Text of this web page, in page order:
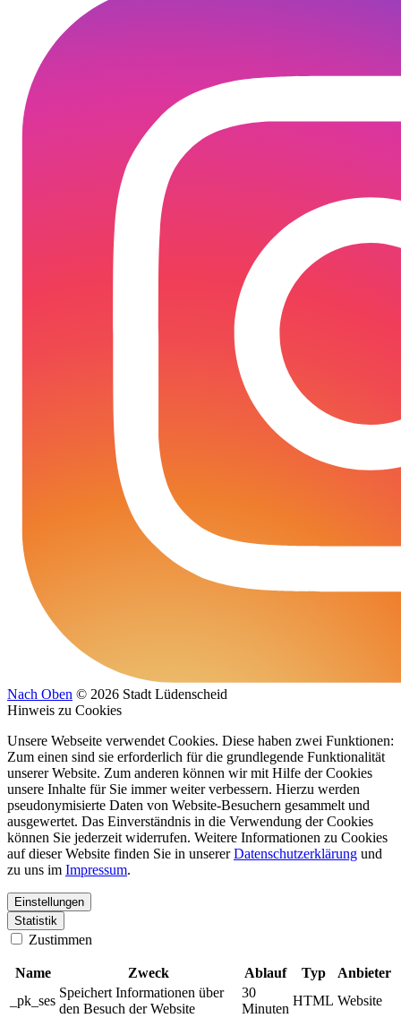
Nach Oben © 2026 Stadt Lüdenscheid
Hinweis zu Cookies
Unsere Webseite verwendet Cookies. Diese haben zwei Funktionen:
Zum einen sind sie erforderlich für die grundlegende Funktionalität
unserer Website. Zum anderen können wir mit Hilfe der Cookies
unsere Inhalte für Sie immer weiter verbessern. Hierzu werden
pseudonymisierte Daten von Website-Besuchern gesammelt und
ausgewertet. Das Einverständnis in die Verwendung der Cookies
können Sie jederzeit widerrufen. Weitere Informationen zu Cookies
auf dieser Website finden Sie in unsererDatenschutzerklärung und
zu uns im Impressum.
Einstellungen
Statistik
Zustimmen
Name Zweck Ablauf Typ
Anbieter
_pk_ses
Speichert Informationen über
den Besuch der Website
30
Minuten
HTML Website